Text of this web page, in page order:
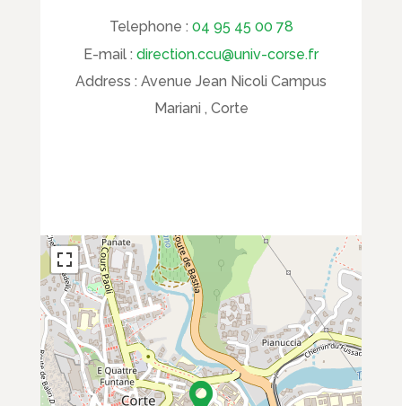
Telephone : 04 95 45 00 78
E-mail : direction.ccu@univ-corse.fr
Address : Avenue Jean Nicoli Campus
Mariani , Corte